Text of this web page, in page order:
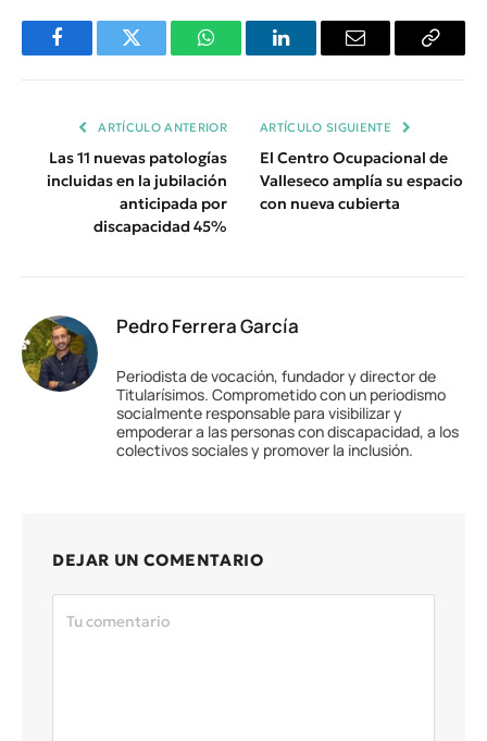
FacebookTwitter WhatsAppLinkedInEmail
Copiar
ARTÍCULO ANTERIOR
Las 11 nuevas patologías
incluidas en la jubilación
anticipada por
discapacidad 45%
ARTÍCULO SIGUIENTE
El Centro Ocupacional de
Valleseco amplía su espacio
con nueva cubierta
Pedro Ferrera García
Periodista de vocación, fundador y director de
Titularísimos. Comprometido con un periodismo
socialmente responsable para visibilizar y
empoderar a las personas con discapacidad, a los
colectivos sociales y promover la inclusión.
DEJAR UN COMENTARIO